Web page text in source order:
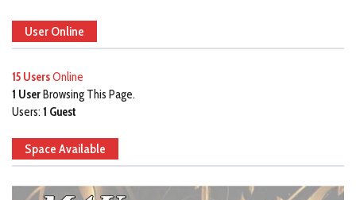
User Online
15 UsersOnline
1 UserBrowsing This Page.
Users: 1 Guest
Space Available